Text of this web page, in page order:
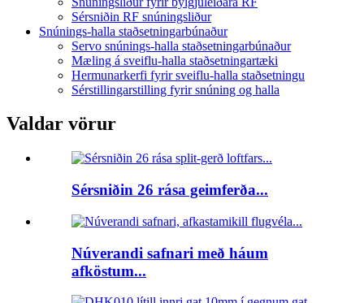
Sérsniðin RF snúningsliður
Snúnings-halla staðsetningarbúnaður
Servo snúnings-halla staðsetningarbúnaður
Mæling á sveiflu-halla staðsetningartæki
Hermunarkerfi fyrir sveiflu-halla staðsetningu
Sérstillingarstilling fyrir snúning og halla
Valdar vörur
Sérsniðin 26 rása geimferða...
Núverandi safnari með háum
afköstum...